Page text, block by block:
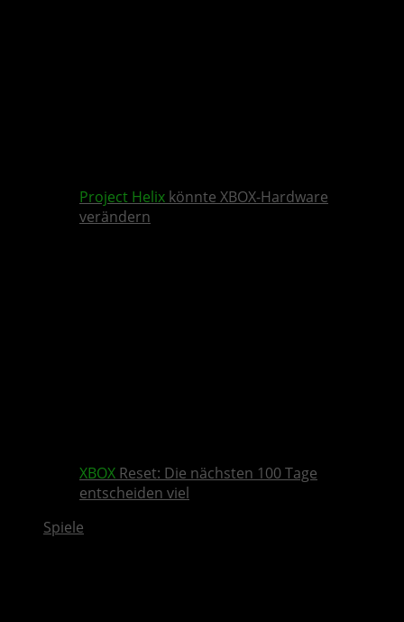
Project Helix könnte XBOX-Hardware
verändern
XBOX Reset: Die nächsten 100 Tage
entscheiden viel
Spiele